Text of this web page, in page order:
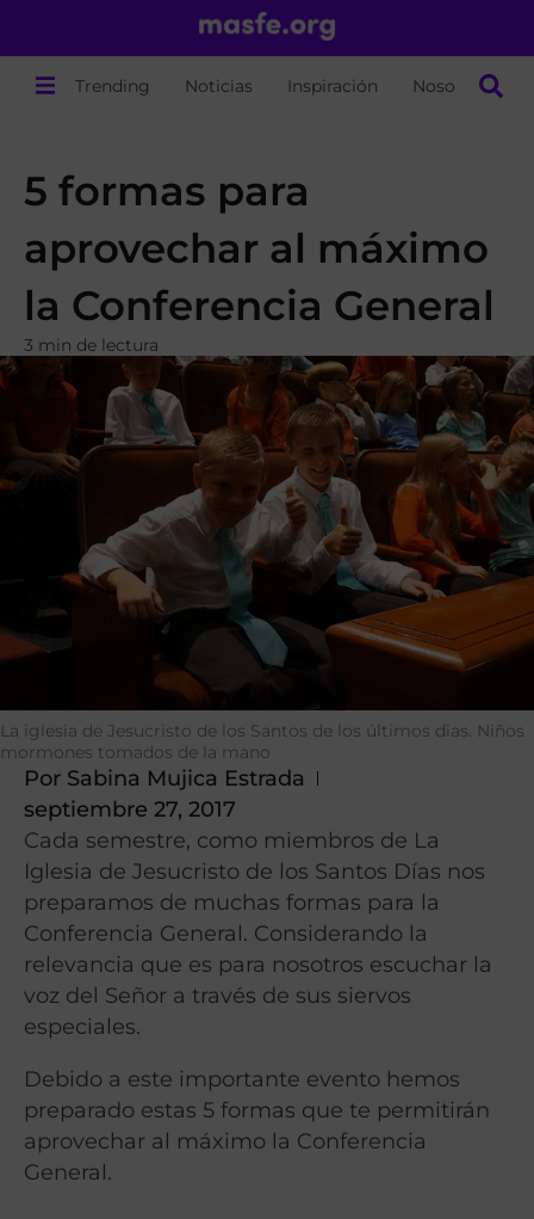
Trending Noticias Inspiración Nosotros
5 formas para
aprovechar al máximo
la Conferencia General
3 min de lectura
La iglesia de Jesucristo de los Santos de los últimos dias. Niños
mormones tomados de la mano
Por Sabina Mujica Estrada
septiembre 27, 2017
Cada semestre, como miembros de La
Iglesia de Jesucristo de los Santos Días nos
preparamos de muchas formas para la
Conferencia General. Considerando la
relevancia que es para nosotros escuchar la
voz del Señor a través de sus siervos
especiales.
Debido a este importante evento hemos
preparado estas 5 formas que te permitirán
aprovechar al máximo la Conferencia
General.